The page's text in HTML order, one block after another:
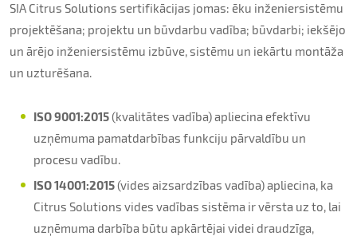
Kontakti
SIA Citrus Solutions sertifikācijas jomas: ēku inženiersistēmu
projektēšana; projektu un būvdarbu vadība; būvdarbi; iekšējo
un ārējo inženiersistēmu izbūve, sistēmu un iekārtu montāža
un uzturēšana.
ISO 9001:2015(kvalitātes vadība) apliecina efektīvu
uzņēmuma pamatdarbības funkciju pārvaldību un
procesu vadību.
ISO 14001:2015(vides aizsardzības vadība) apliecina, ka
Citrus Solutions vides vadības sistēma ir vērsta uz to, lai
uzņēmuma darbība būtu apkārtējai videi draudzīga,